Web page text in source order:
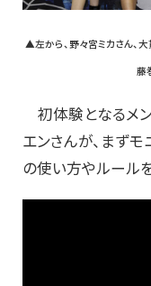
▲左から、野々宮ミカさん、大
藤
初体験となるメ
エンさんが、まず
の使い方やルール